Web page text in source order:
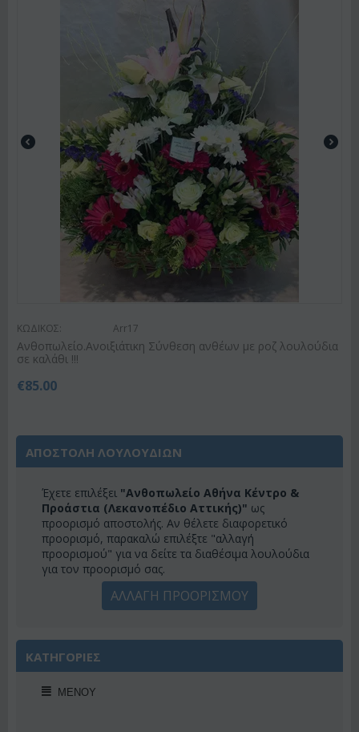
ΚΩΔΙΚΟΣ: Arr17
Ανθοπωλείο.Ανοιξιάτικη Σύνθεση ανθέων με ροζ λουλούδια
σε καλάθι !!!
€85.00
ΑΠΟΣΤΟΛΗ ΛΟΥΛΟΥΔΙΩΝ
Έχετε επιλέξει "Ανθοπωλείο Αθήνα Κέντρο &
Προάστια (Λεκανοπέδιο Αττικής)" ως
προορισμό αποστολής. Αν θέλετε διαφορετικό
προορισμό, παρακαλώ επιλέξτε "αλλαγή
προορισμού" για να δείτε τα διαθέσιμα λουλούδια
για τον προορισμό σας.
ΑΛΛΑΓΗ ΠΡΟΟΡΙΣΜΟΥ
ΚΑΤΗΓΟΡΙΕΣ
ΜΕΝΟΎ